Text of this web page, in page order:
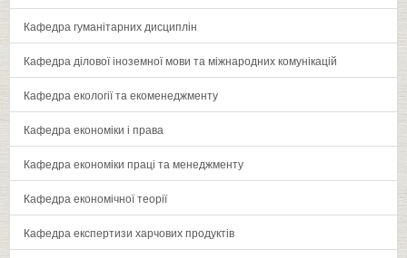
Кафедра гуманітарних дисциплін
Кафедра ділової іноземної мови та міжнародних комунікацій
Кафедра екології та екоменеджменту
Кафедра економіки і права
Кафедра економіки праці та менеджменту
Кафедра економічної теорії
Кафедра експертизи харчових продуктів